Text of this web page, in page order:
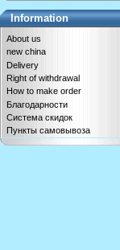
Information
About us
new china
Delivery
Right of withdrawal
How to make order
Благодарности
Система скидок
Пункты самовывоза